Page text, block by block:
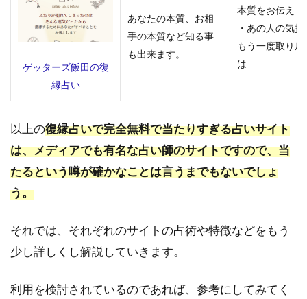
6.1
北海
道・
地方
の復
でき
る対
面占
い店
舗
地方
の復
でき
ゲッターズ飯田の復
縁占い
あなたの本質、お相
手の本質など知る事
も出来ます。
本質をお伝えし
・あの人の気
もう一度取り戻
は
以上の復縁占いで完全無料で当たりすぎる占いサイト
は、メディアでも有名な占い師のサイトですので、当
たるという噂が確かなことは言うまでもないでしょ
う。
それでは、それぞれのサイトの占術や特徴などをもう
少し詳しくし解説していきます。
利用を検討されているのであれば、参考にしてみてく